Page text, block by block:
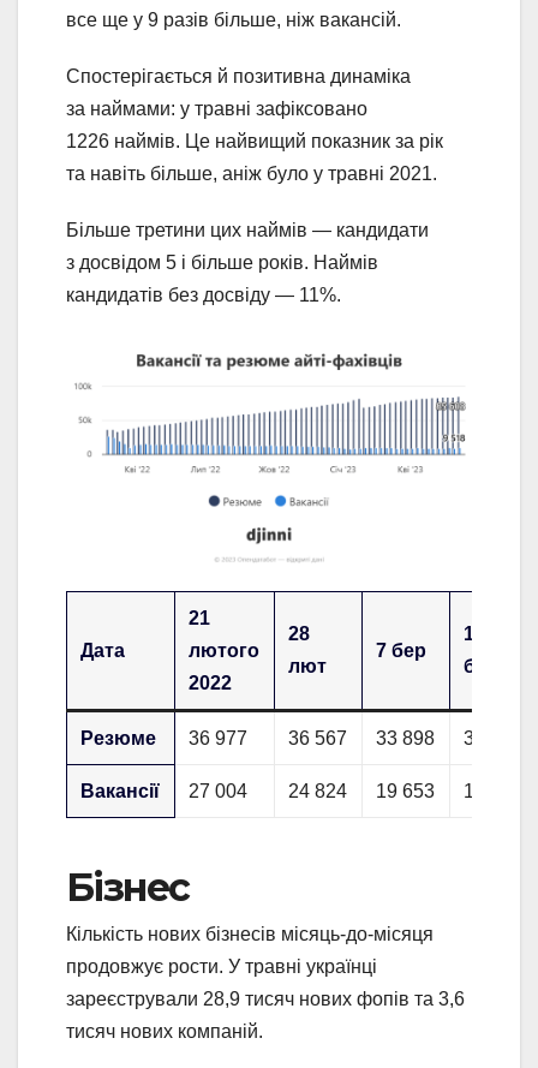
все ще у 9 разів більше, ніж вакансій.
Спостерігається й позитивна динаміка
за наймами: у травні зафіксовано
1226 наймів. Це найвищий показник за рік
та навіть більше, аніж було у травні 2021.
Більше третини цих наймів — кандидати
з досвідом 5 і більше років. Наймів
кандидатів без досвіду — 11%.
Дата
21
лютого
2022
28
лют
7 бер
14
бер
Резюме 36 977 36 567 33 898 36 069
Вакансії 27 004 24 824 19 653 15 596
Бізнес
Кількість нових бізнесів місяць-до-місяця
продовжує рости. У травні українці
зареєстрували 28,9 тисяч нових фопів та 3,6
тисяч нових компаній.